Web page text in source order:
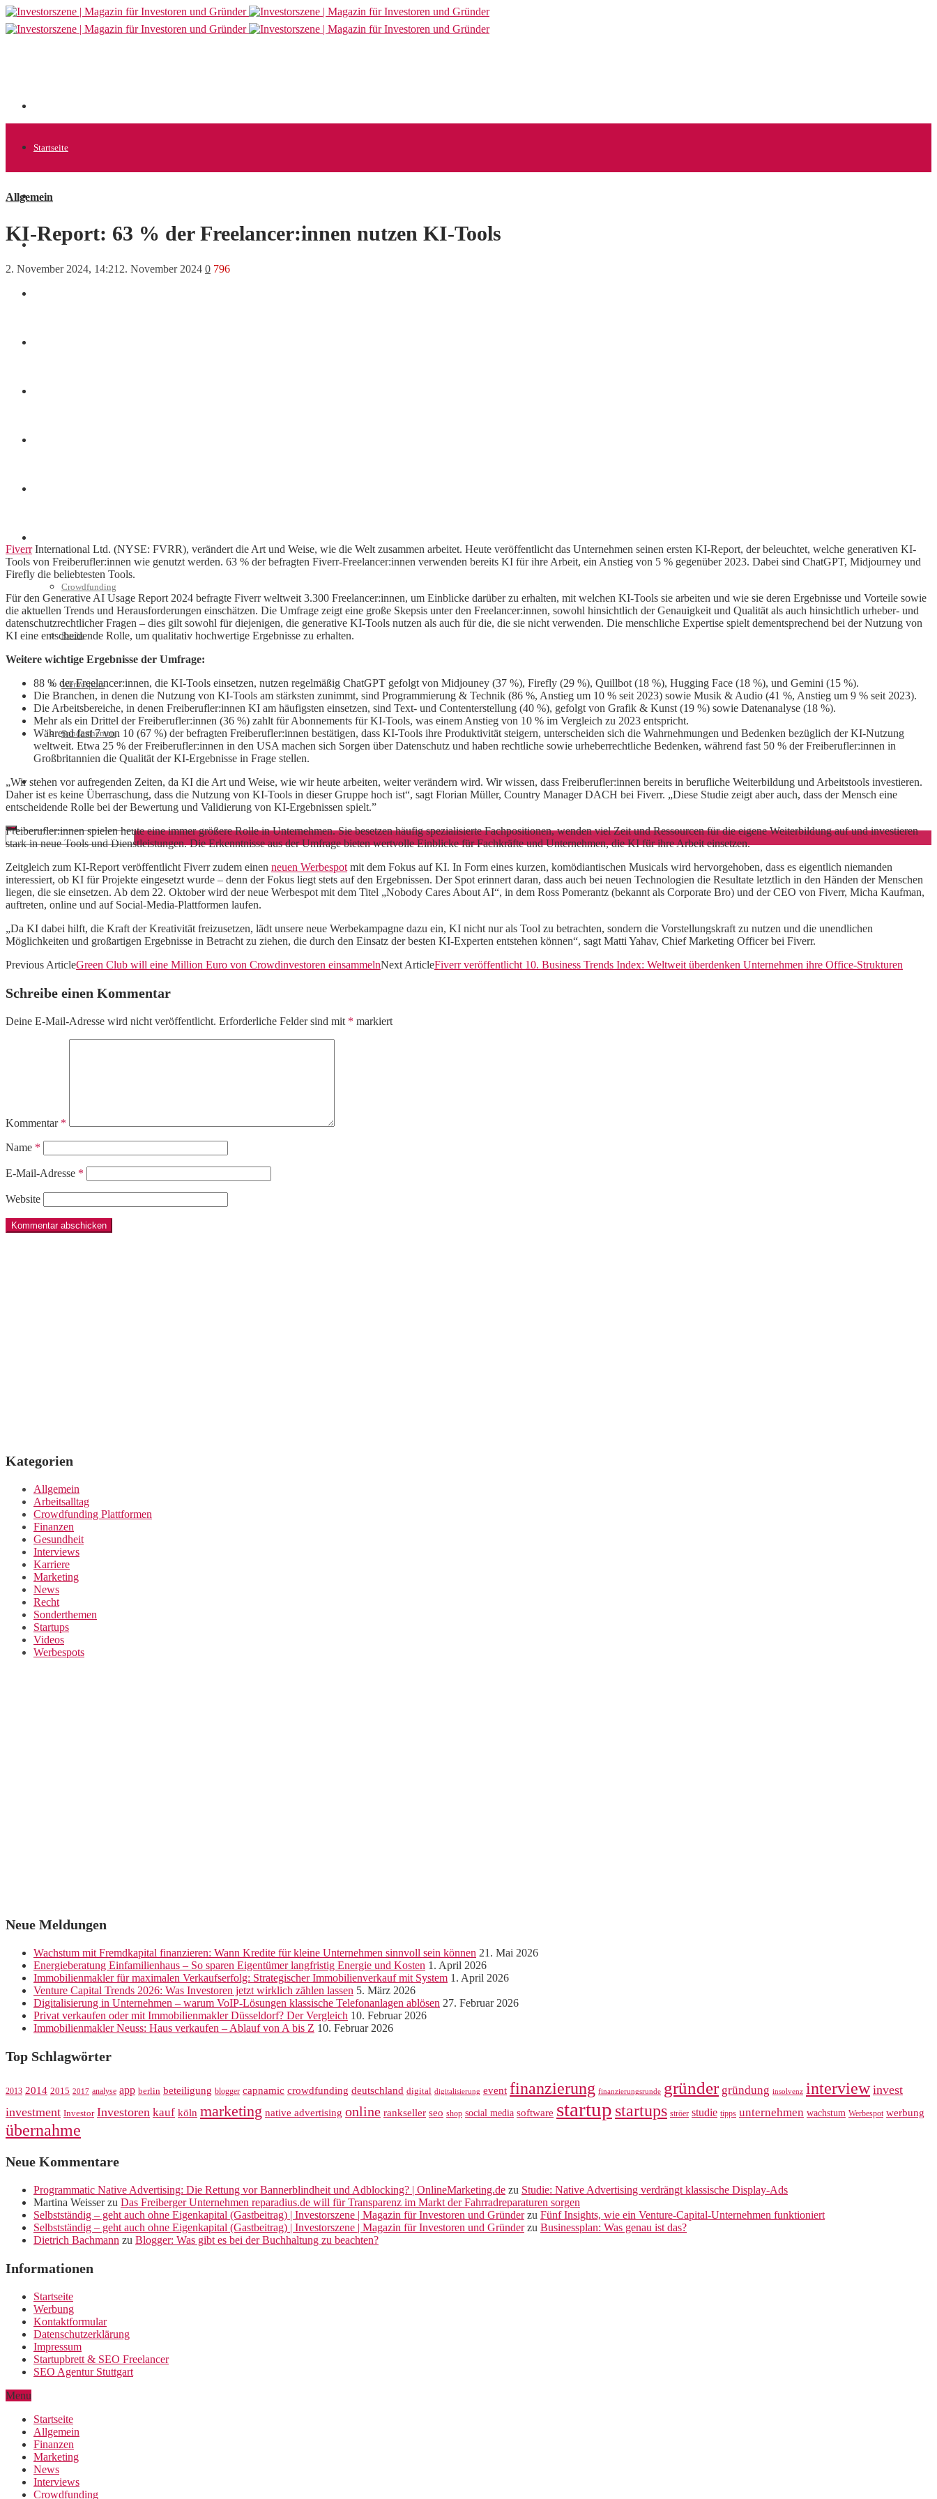
Startseite
Allgemein
Startups
Crowdfunding
Recht
Werbespots
Sonderthemen
Geschäftskonto eröffnen
Allgemein
KI-Report: 63 % der Freelancer:innen nutzen KI-Tools
2. November 2024, 14:21 2. November 2024 0 796
FiverrInternational Ltd. (NYSE: FVRR), verändert die Art und Weise, wie die Welt zusammen arbeitet. Heute veröffentlicht das Unternehmen seinen ersten KI-Report, der beleuchtet, welche generativen KI-
Tools von Freiberufler:innen wie genutzt werden. 63 % der befragten Fiverr-Freelancer:innen verwenden bereits KI für ihre Arbeit, ein Anstieg von 5 % gegenüber 2023. Dabei sind ChatGPT, Midjourney und
Firefly die beliebtesten Tools.
Für den Generative AI Usage Report 2024 befragte Fiverr weltweit 3.300 Freelancer:innen, um Einblicke darüber zu erhalten, mit welchen KI-Tools sie arbeiten und wie sie deren Ergebnisse und Vorteile sowie
die aktuellen Trends und Herausforderungen einschätzen. Die Umfrage zeigt eine große Skepsis unter den Freelancer:innen, sowohl hinsichtlich der Genauigkeit und Qualität als auch hinsichtlich urheber- und
datenschutzrechtlicher Fragen – dies gilt sowohl für diejenigen, die generative KI-Tools nutzen als auch für die, die sie nicht verwenden. Die menschliche Expertise spielt dementsprechend bei der Nutzung von
KI eine entscheidende Rolle, um qualitativ hochwertige Ergebnisse zu erhalten.
Weitere wichtige Ergebnisse der Umfrage:
88 % der Freelancer:innen, die KI-Tools einsetzen, nutzen regelmäßig ChatGPT gefolgt von Midjouney (37 %), Firefly (29 %), Quillbot (18 %), Hugging Face (18 %), und Gemini (15 %).
Die Branchen, in denen die Nutzung von KI-Tools am stärksten zunimmt, sind Programmierung & Technik (86 %, Anstieg um 10 % seit 2023) sowie Musik & Audio (41 %, Anstieg um 9 % seit 2023).
Die Arbeitsbereiche, in denen Freiberufler:innen KI am häufigsten einsetzen, sind Text- und Contenterstellung (40 %), gefolgt von Grafik & Kunst (19 %) sowie Datenanalyse (18 %).
Mehr als ein Drittel der Freiberufler:innen (36 %) zahlt für Abonnements für KI-Tools, was einem Anstieg von 10 % im Vergleich zu 2023 entspricht.
Während fast 7 von 10 (67 %) der befragten Freiberufler:innen bestätigen, dass KI-Tools ihre Produktivität steigern, unterscheiden sich die Wahrnehmungen und Bedenken bezüglich der KI-Nutzung
weltweit. Etwa 25 % der Freiberufler:innen in den USA machen sich Sorgen über Datenschutz und haben rechtliche sowie urheberrechtliche Bedenken, während fast 50 % der Freiberufler:innen in
Großbritannien die Qualität der KI-Ergebnisse in Frage stellen.
„Wir stehen vor aufregenden Zeiten, da KI die Art und Weise, wie wir heute arbeiten, weiter verändern wird. Wir wissen, dass Freiberufler:innen bereits in berufliche Weiterbildung und Arbeitstools investieren.
Daher ist es keine Überraschung, dass die Nutzung von KI-Tools in dieser Gruppe hoch ist“, sagt Florian Müller, Country Manager DACH bei Fiverr. „Diese Studie zeigt aber auch, dass der Mensch eine
entscheidende Rolle bei der Bewertung und Validierung von KI-Ergebnissen spielt.”
Freiberufler:innen spielen heute eine immer größere Rolle in Unternehmen. Sie besetzen häufig spezialisierte Fachpositionen, wenden viel Zeit und Ressourcen für die eigene Weiterbildung auf und investieren
stark in neue Tools und Dienstleistungen. Die Erkenntnisse aus der Umfrage bieten wertvolle Einblicke für Fachkräfte und Unternehmen, die KI für ihre Arbeit einsetzen.
Zeitgleich zum KI-Report veröffentlicht Fiverr zudem einen neuen Werbespot mit dem Fokus auf KI. In Form eines kurzen, komödiantischen Musicals wird hervorgehoben, dass es eigentlich niemanden
interessiert, ob KI für Projekte eingesetzt wurde – denn der Fokus liegt stets auf den Ergebnissen. Der Spot erinnert daran, dass auch bei neuen Technologien die Resultate letztlich in den Händen der Menschen
liegen, die sie einsetzen. Ab dem 22. Oktober wird der neue Werbespot mit dem Titel „Nobody Cares About AI“, in dem Ross Pomerantz (bekannt als Corporate Bro) und der CEO von Fiverr, Micha Kaufman,
auftreten, online und auf Social-Media-Plattformen laufen.
„Da KI dabei hilft, die Kraft der Kreativität freizusetzen, lädt unsere neue Werbekampagne dazu ein, KI nicht nur als Tool zu betrachten, sondern die Vorstellungskraft zu nutzen und die unendlichen
Möglichkeiten und großartigen Ergebnisse in Betracht zu ziehen, die durch den Einsatz der besten KI-Experten entstehen können“, sagt Matti Yahav, Chief Marketing Officer bei Fiverr.
Previous ArticleGreen Club will eine Million Euro von Crowdinvestoren einsammelnNext ArticleFiverr veröffentlicht 10. Business Trends Index: Weltweit überdenken Unternehmen ihre Office-Strukturen
Schreibe einen Kommentar
Deine E-Mail-Adresse wird nicht veröffentlicht. Erforderliche Felder sind mit * markiert
Kommentar *
Name *
E-Mail-Adresse *
Website
Kategorien
Allgemein
Arbeitsalltag
Crowdfunding Plattformen
Finanzen
Gesundheit
Interviews
Karriere
Marketing
News
Recht
Sonderthemen
Startups
Videos
Werbespots
Neue Meldungen
Wachstum mit Fremdkapital finanzieren: Wann Kredite für kleine Unternehmen sinnvoll sein können 21. Mai 2026
Energieberatung Einfamilienhaus – So sparen Eigentümer langfristig Energie und Kosten 1. April 2026
Immobilienmakler für maximalen Verkaufserfolg: Strategischer Immobilienverkauf mit System 1. April 2026
Venture Capital Trends 2026: Was Investoren jetzt wirklich zählen lassen 5. März 2026
Digitalisierung in Unternehmen – warum VoIP-Lösungen klassische Telefonanlagen ablösen 27. Februar 2026
Privat verkaufen oder mit Immobilienmakler Düsseldorf? Der Vergleich 10. Februar 2026
Immobilienmakler Neuss: Haus verkaufen – Ablauf von A bis Z 10. Februar 2026
Top Schlagwörter
2013 2014 2015 2017 analyse app berlin beteiligung blogger capnamic crowdfunding deutschland digital digitalisierung event finanzierung finanzierungsrunde gründer gründung insolvenz interview invest
investment Investor Investoren kauf köln marketing native advertising online rankseller seo shop social media software startup startups ströer studie tipps unternehmen wachstum Werbespot werbung
übernahme
Neue Kommentare
Programmatic Native Advertising: Die Rettung vor Bannerblindheit und Adblocking? | OnlineMarketing.de zu Studie: Native Advertising verdrängt klassische Display-Ads
Martina Weisserzu Das Freiberger Unternehmen reparadius.de will für Transparenz im Markt der Fahrradreparaturen sorgen
Selbstständig – geht auch ohne Eigenkapital (Gastbeitrag) | Investorszene | Magazin für Investoren und Gründerzu Fünf Insights, wie ein Venture-Capital-Unternehmen funktioniert
Selbstständig – geht auch ohne Eigenkapital (Gastbeitrag) | Investorszene | Magazin für Investoren und Gründerzu Businessplan: Was genau ist das?
Dietrich Bachmann zu Blogger: Was gibt es bei der Buchhaltung zu beachten?
Informationen
Startseite
Werbung
Kontaktformular
Datenschutzerklärung
Impressum
Startupbrett & SEO Freelancer
SEO Agentur Stuttgart
Menu
Startseite
Allgemein
Finanzen
Marketing
News
Interviews
Crowdfunding